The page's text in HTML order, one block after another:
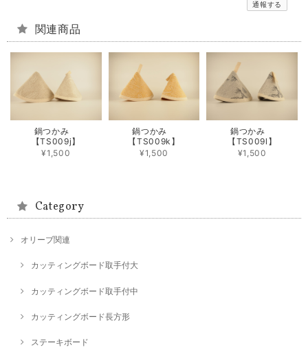
通報する
関連商品
鍋つかみ
【TS009j】
¥1,500
鍋つかみ
【TS009k】
¥1,500
鍋つかみ
【TS009l】
¥1,500
Category
オリーブ関連
カッティングボード取手付大
カッティングボード取手付中
カッティングボード長方形
ステーキボード